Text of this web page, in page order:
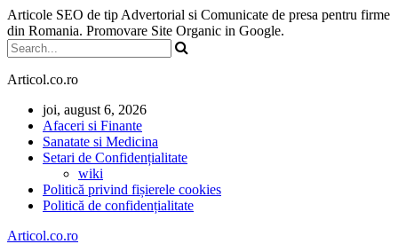
Articole SEO de tip Advertorial si Comunicate de presa pentru firme
din Romania. Promovare Site Organic in Google.
Articol.co.ro
joi, august 6, 2026
Afaceri si Finante
Sanatate si Medicina
Setari de Confidențialitate
wiki
Politică privind fișierele cookies
Politică de confidențialitate
Articol.co.ro